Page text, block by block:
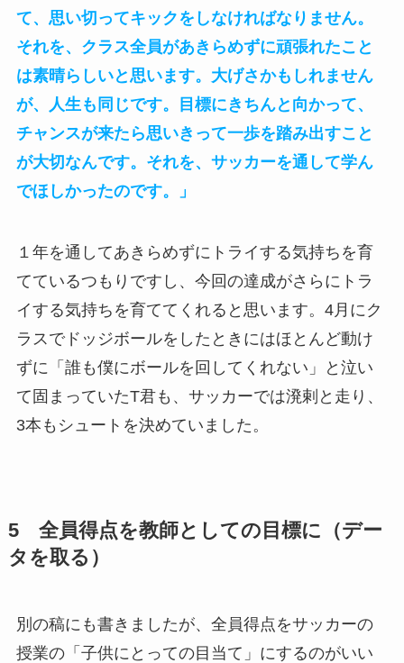
て、思い切ってキックをしなければなりません。
それを、クラス全員があきらめずに頑張れたこと
は素晴らしいと思います。大げさかもしれません
が、人生も同じです。目標にきちんと向かって、
チャンスが来たら思いきって一歩を踏み出すこと
が大切なんです。それを、サッカーを通して学ん
でほしかったのです。」
１年を通してあきらめずにトライする気持ちを育
てているつもりですし、今回の達成がさらにトラ
イする気持ちを育ててくれると思います。4月にク
ラスでドッジボールをしたときにはほとんど動け
ずに「誰も僕にボールを回してくれない」と泣い
て固まっていたT君も、サッカーでは溌剌と走り、
3本もシュートを決めていました。
5 全員得点を教師としての目標に（デー
タを取る）
別の稿にも書きましたが、全員得点をサッカーの
授業の「子供にとっての目当て」にするのがいい